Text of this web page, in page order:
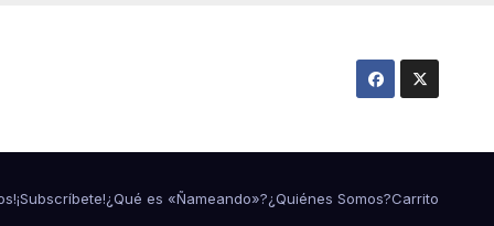
¡Subscríbete!¿Qué es «Ñameando»?¿Quiénes Somos?Carrito